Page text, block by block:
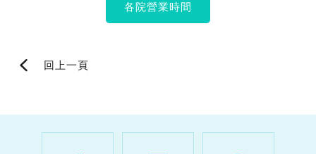
各院營業時間
回上一頁